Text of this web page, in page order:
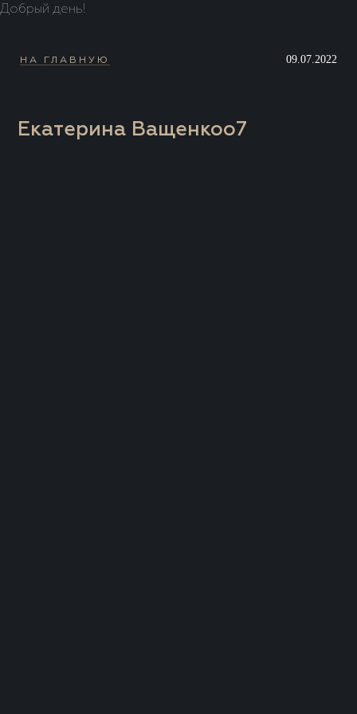
Добрый день!
НА ГЛАВНУЮ 09.07.2022
Екатерина Ващенкоо7